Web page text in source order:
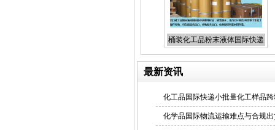
桶装化工品粉末液体国际快递
最新资讯
化工品国际快递小批量化工样品
化学品国际物流运输难点与合规